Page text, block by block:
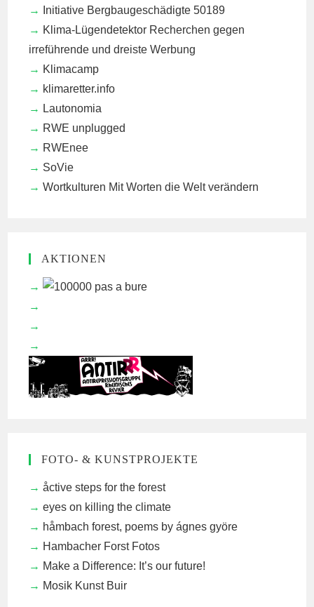
Initiative Bergbaugeschädigte 50189
Klima-Lügendetektor Recherchen gegen
irreführende und dreiste Werbung
Klimacamp
klimaretter.info
Lautonomia
RWE unplugged
RWEnee
SoVie
Wortkulturen Mit Worten die Welt verändern
AKTIONEN
FOTO- & KUNSTPROJEKTE
åctive steps for the forest
eyes on killing the climate
håmbach forest, poems by ágnes györe
Hambacher Forst Fotos
Make a Difference: It’s our future!
Mosik Kunst Buir